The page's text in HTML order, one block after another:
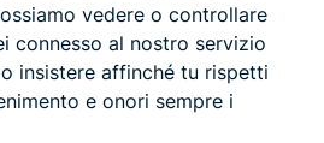
vedere o controllare
connesso al nostro servizio
insistere affinché tu rispetti
e onori sempre i